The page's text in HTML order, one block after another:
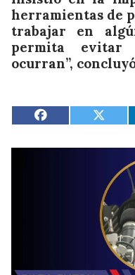
herramientas de
trabajar en
permita evitar
ocurran”,